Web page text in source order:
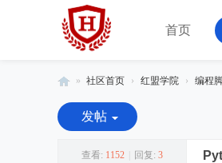
首页
红
客
» 社区首页 › 红盟学院 › 编程
发帖
查看: 1152 回复: 3